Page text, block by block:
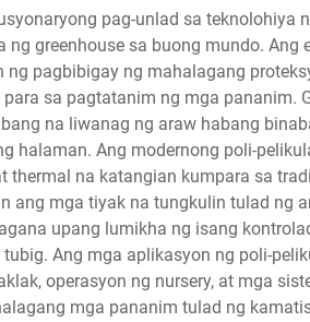
pag-unlad sa
greenhouse sa buong mundo.
pagbibigay ng mahalagang
sa pagtatanim ng mga pananim.
na liwanag ng araw habang
Ang modernong poli-
na katangian kumpara sa
ang mga tiyak na tungkulin tulad ng
upang lumikha ng isang
Ang mga aplikasyon ng poli-
operasyon ng nursery, at mga
mga pananim tulad ng